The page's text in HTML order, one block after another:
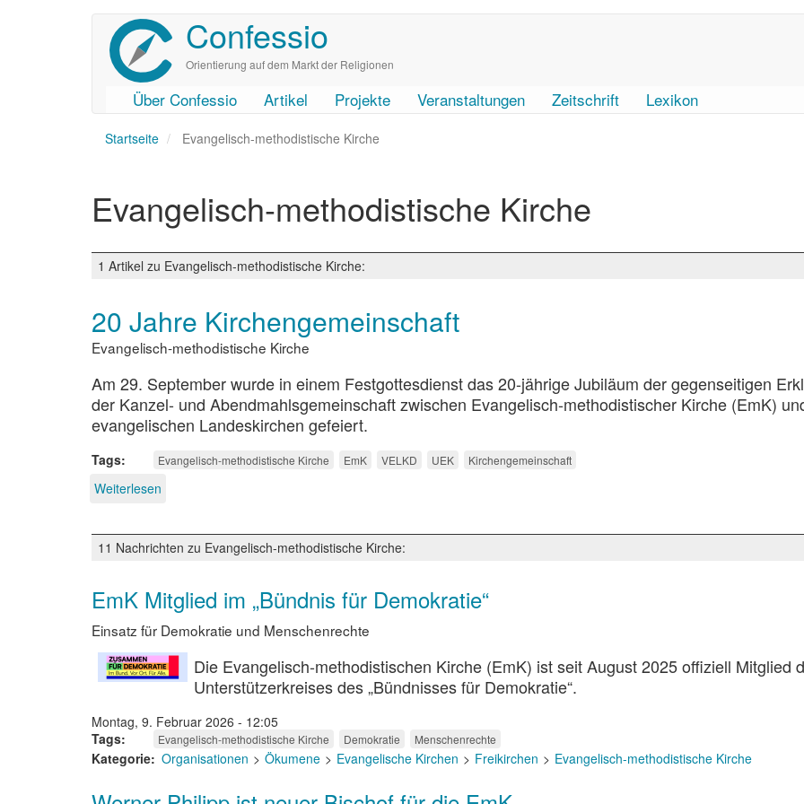
Confessio
Orientierung auf dem Markt der Religionen
User
account
Main
navigation
Über Confessio Artikel Projekte Veranstaltungen Zeitschrift Lexikon
Startseite Evangelisch-methodistische Kirche
Evangelisch-methodistische Kirche
1 Artikel zu Evangelisch-methodistische Kirche:
20 Jahre Kirchengemeinschaft
Evangelisch-methodistische Kirche
Am 29. September wurde in einem Festgottesdienst das 20-jährige Jubiläum der gegenseitigen
der Kanzel- und Abendmahlsgemeinschaft zwischen Evangelisch-methodistischer Kirche (EmK)
evangelischen Landeskirchen gefeiert.
Tags Evangelisch-methodistische Kirche EmK VELKD UEK Kirchengemeinschaft
Weiterlesen
Kirchengemeinschaft
11 Nachrichten zu Evangelisch-methodistische Kirche:
EmK Mitglied im „Bündnis für Demokratie“
Einsatz für Demokratie und Menschenrechte
Die Evangelisch-methodistischen Kirche (EmK) ist seit August 2025 offiziell Mitglied
Unterstützerkreises des „Bündnisses für Demokratie“.
Montag, 9. Februar 2026 - 12:05
Tags
Evangelisch-methodistische Kirche Demokratie Menschenrechte
Kategorie Organisationen Ökumene Evangelische Kirchen Freikirchen Evangelisch-methodistische Kirche